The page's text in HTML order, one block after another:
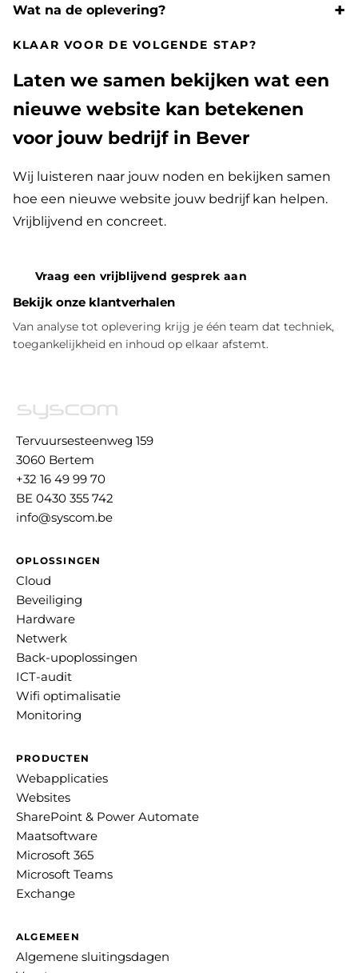
Wat na de oplevering?
KLAAR VOOR DE VOLGENDE STAP?
Laten we samen bekijken wat een
nieuwe website kan betekenen
voor jouw bedrijf in Bever
Wij luisteren naar jouw noden en bekijken samen
hoe een nieuwe website jouw bedrijf kan helpen.
Vrijblijvend en concreet.
Vraag een vrijblijvend gesprek aan
Bekijk onze klantverhalen
Van analyse tot oplevering krijg je één team dat techniek,
toegankelijkheid en inhoud op elkaar afstemt.
Tervuursesteenweg 159
3060 Bertem
+32 16 49 99 70
BE 0430 355 742
info@syscom.be
OPLOSSINGEN
Cloud
Beveiliging
Hardware
Netwerk
Back-upoplossingen
ICT-audit
Wifi optimalisatie
Monitoring
PRODUCTEN
Webapplicaties
Websites
SharePoint & Power Automate
Maatsoftware
Microsoft 365
Microsoft Teams
Exchange
ALGEMEEN
Algemene sluitingsdagen